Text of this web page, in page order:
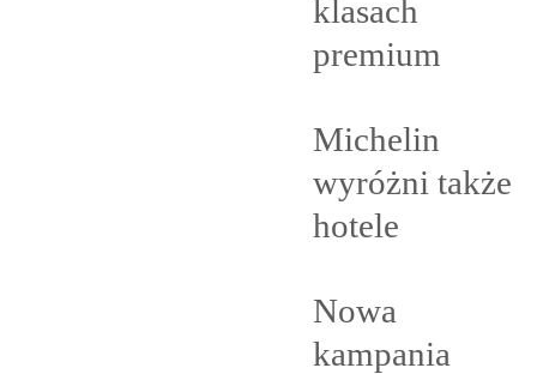
klasach
premium
Michelin
wyróżni także
hotele
Nowa
kampania